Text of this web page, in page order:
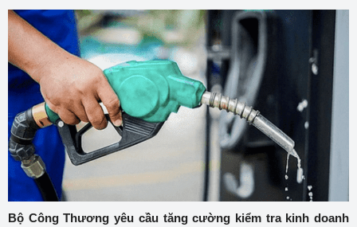
Bộ Công Thương yêu cầu tăng cường kiểm tra kinh doanh